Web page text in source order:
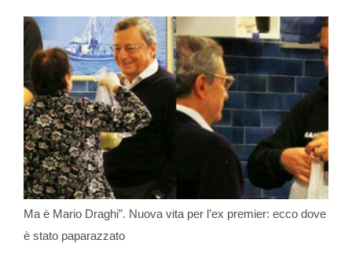
Ma è Mario Draghi”. Nuova vita per l’ex premier: ecco dove
è stato paparazzato